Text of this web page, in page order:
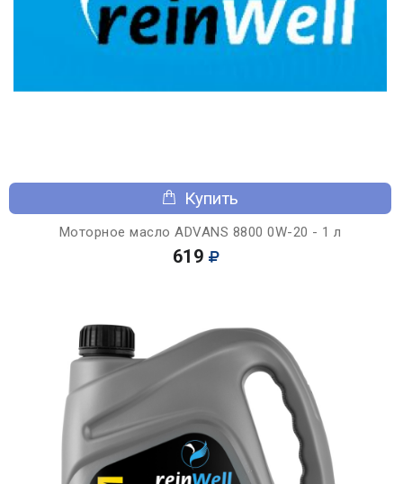
Купить
Моторное масло ADVANS 8800 0W-20 - 1 л
619